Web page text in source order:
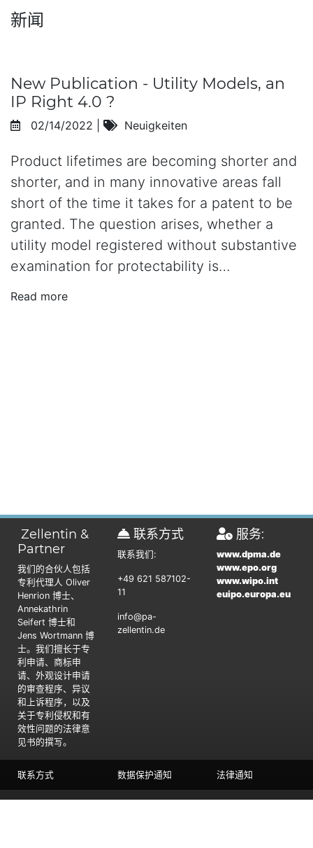
新闻
New Publication - Utility Models, an
IP Right 4.0 ?
02/14/2022 Neuigkeiten
Product lifetimes are becoming shorter and
shorter, and in many innovative areas fall
short of the time it takes for a patent to be
granted. The question arises, whether a
utility model registered without substantive
examination for protectability is…
Read more
Zellentin &
Partner
我们的合伙人包括
专利代理人 Oliver
Henrion 博士、
Annekathrin
Seifert 博士和
Jens Wortmann 博
士。我们擅长于专
利申请、商标申
请、外观设计申请
的审查程序、异议
和上诉程序，以及
关于专利侵权和有
效性问题的法律意
见书的撰写。
联系方式
联系我们:
+49 621 587102-
11
info@pa-
zellentin.de
服务:
www.dpma.de
www.epo.org
www.wipo.int
euipo.europa.eu
联系方式 数据保护通知 法律通知